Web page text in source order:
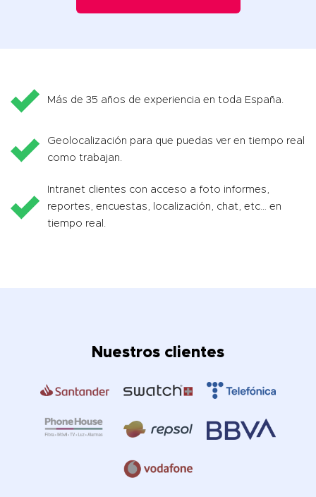
Más de 35 años de experiencia en toda España.
Geolocalización para que puedas ver en tiempo real
como trabajan.
Intranet clientes con acceso a foto informes,
reportes, encuestas, localización, chat, etc… en
tiempo real.
Nuestros clientes